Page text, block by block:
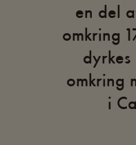
en del
omkring
omkring
i